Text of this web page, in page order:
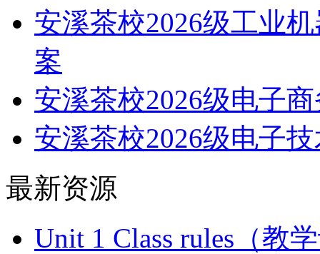
安溪茶校2026级工业
案
安溪茶校2026级电子
安溪茶校2026级电子
最新资源
Unit 1 Class rules（教